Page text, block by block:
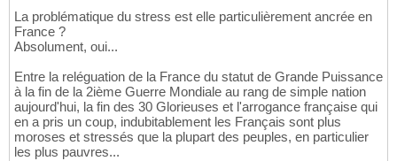
La problématique du stress est elle particulièrement ancrée en
France ?
Absolument, oui...
Entre la reléguation de la France du statut de Grande Puissance
à la fin de la 2ième Guerre Mondiale au rang de simple nation
aujourd'hui, la fin des 30 Glorieuses et l'arrogance française qui
en a pris un coup, indubitablement les Français sont plus
moroses et stressés que la plupart des peuples, en particulier
les plus pauvres...